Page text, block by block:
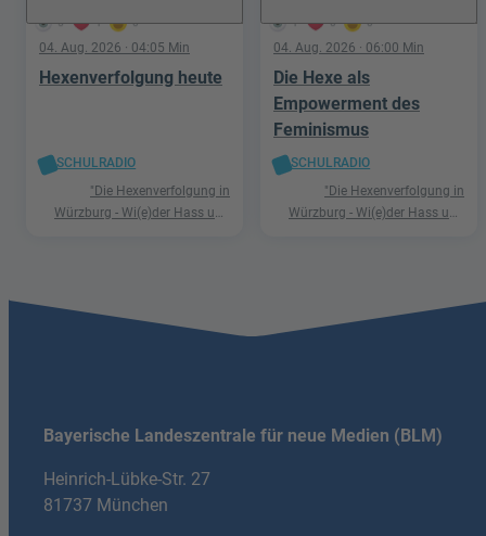
5 1 0
04. Aug. 2026 · 04:05 Min
Hexenverfolgung heute
SCHULRADIO
"Die Hexenverfolgung in
Würzburg - Wi(e)der Hass und
1 0 0
04. Aug. 2026 · 06:00 Min
Die Hexe als
Empowerment des
Feminismus
SCHULRADIO
"Die Hexenverfolgung in
Würzburg - Wi(e)der Hass und
Bayerische Landeszentrale für neue Medien (BLM)
Heinrich-Lübke-Str. 27
81737 München